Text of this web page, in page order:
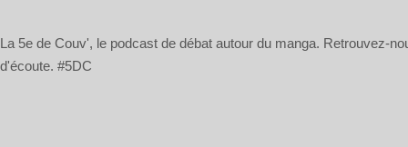
La 5e de Couv', le podcast de débat autour du manga. Retrouvez-
d'écoute. #5DC